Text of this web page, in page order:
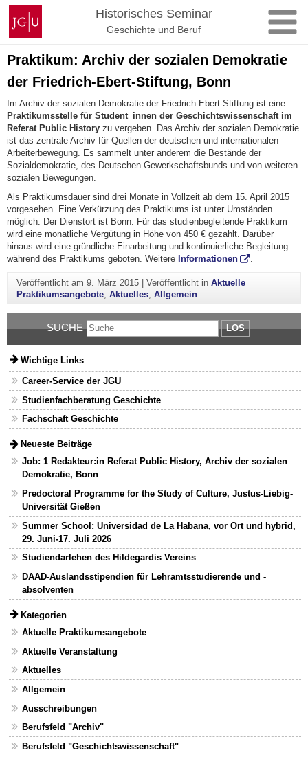
Zum
Inhalt
springen
Johannes
Gutenberg-
Universität
Mainz
Historisches Seminar
Geschichte und Beruf
Praktikum: Archiv der sozialen Demokratie
der Friedrich-Ebert-Stiftung, Bonn
Im Archiv der sozialen Demokratie der Friedrich-Ebert-Stiftung ist eine
Praktikumsstelle für Student_innen der Geschichtswissenschaft im
Referat Public History zu vergeben. Das Archiv der sozialen Demokratie
ist das zentrale Archiv für Quellen der deutschen und internationalen
Arbeiterbewegung. Es sammelt unter anderem die Bestände der
Sozialdemokratie, des Deutschen Gewerkschaftsbunds und von weiteren
sozialen Bewegungen.
Als Praktikumsdauer sind drei Monate in Vollzeit ab dem 15. April 2015
vorgesehen. Eine Verkürzung des Praktikums ist unter Umständen
möglich. Der Dienstort ist Bonn. Für das studienbegleitende Praktikum
wird eine monatliche Vergütung in Höhe von 450 € gezahlt. Darüber
hinaus wird eine gründliche Einarbeitung und kontinuierliche Begleitung
während des Praktikums geboten. Weitere Informationen .
Veröffentlicht am 9. März 2015| Veröffentlicht in Aktuelle
Praktikumsangebote, Aktuelles, Allgemein
SUCHE LOS
Wichtige Links
Career-Service der JGU
Studienfachberatung Geschichte
Fachschaft Geschichte
Neueste Beiträge
Job: 1 Redakteur:in Referat Public History, Archiv der sozialen
Demokratie, Bonn
Predoctoral Programme for the Study of Culture, Justus-Liebig-
Universität Gießen
Summer School: Universidad de La Habana, vor Ort und hybrid,
29. Juni-17. Juli 2026
Studiendarlehen des Hildegardis Vereins
DAAD-Auslandsstipendien für Lehramtsstudierende und -
absolventen
Kategorien
Aktuelle Praktikumsangebote
Aktuelle Veranstaltung
Aktuelles
Allgemein
Ausschreibungen
Berufsfeld "Archiv"
Berufsfeld "Geschichtswissenschaft"